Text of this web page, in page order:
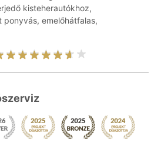
kisteherautókhoz,
emelőhátfalas,